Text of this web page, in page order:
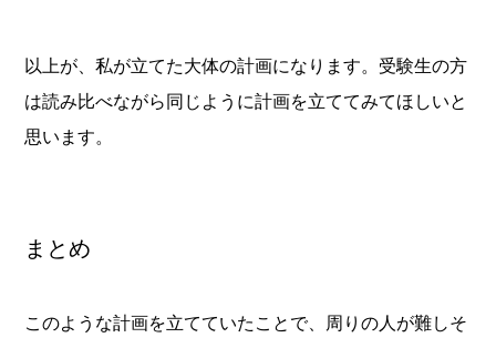
以上が、私が立てた大体の計画になります。受験生の方
は読み比べながら同じように計画を立ててみてほしいと
思います。
まとめ
このような計画を立てていたことで、周りの人が難しそ